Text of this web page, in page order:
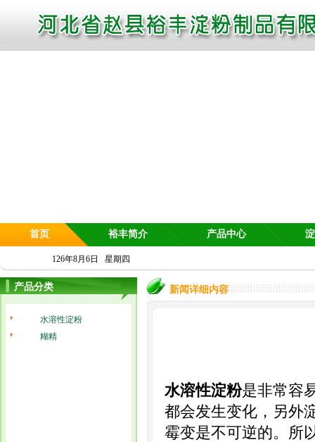
首页 裕丰简介 产品中心
126年8月6日 星期四
产品分类
水溶性淀粉
糊精
新闻详细内容
水溶性淀粉是非常容
都会发生变化，另外
霉变是不可逆的。所